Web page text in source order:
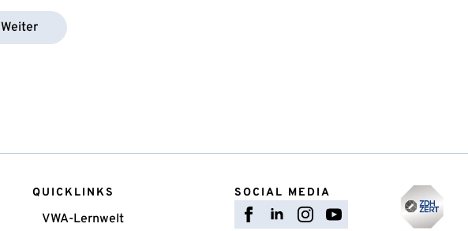
Weiter
QUICKLINKS
VWA-Lernwelt
SOCIAL MEDIA